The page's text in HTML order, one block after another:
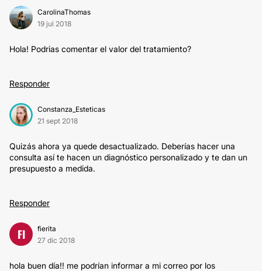
CarolinaThomas
19 jul 2018
Hola! Podrias comentar el valor del tratamiento?
Responder
Constanza_Esteticas
21 sept 2018
Quizás ahora ya quede desactualizado. Deberías hacer una
consulta así te hacen un diagnóstico personalizado y te dan un
presupuesto a medida.
Responder
FI
fierita
27 dic 2018
hola buen día!! me podrían informar a mi correo por los